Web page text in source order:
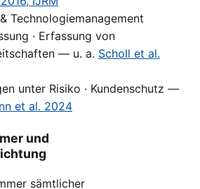
Technologiemanagement
· Erfassung von
— u. a. Scholl et al.
unter Risiko · Kundenschutz —
et al. 2024
und
sämtlicher